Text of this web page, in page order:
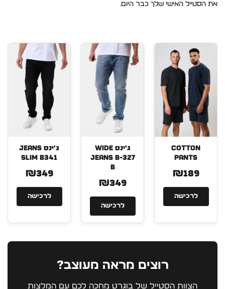
את הסטייל האישי שלך כבר היום.
COTTON
PANTS
₪189
לרכישה
ג'ינס WIDE
JEANS B-327
B
₪349
לרכישה
ג'ינס JEANS
SLIM B341
₪349
לרכישה
רוצים מראה מעוצב?
הצוות הסטייל של בוגרט מחכה לכם עם המלצות